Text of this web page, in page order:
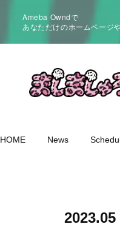
Ameba Owndで
あなただけのホームページ
HOME News
2023.05